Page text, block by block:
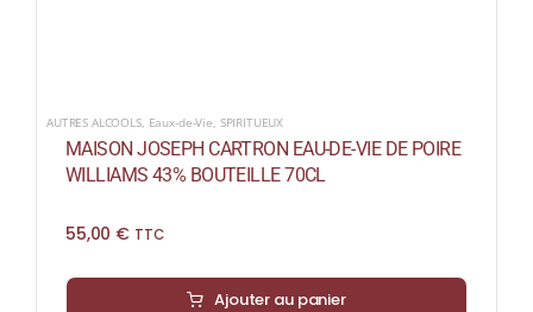
AUTRES ALCOOLS, Eaux-de-Vie SPIRITUEUX
MAISON JOSEPH CARTRON EAU-DE-VIE DE POIRE
WILLIAMS 43% BOUTEILLE 70CL
55,00 € TTC
Ajouter au panier